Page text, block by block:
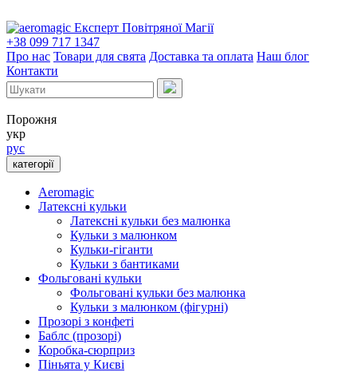
Експерт Повітряної Магії
+38 099 717 1347
Про нас Товари для свята Доставка та оплата Наш блог
Контакти
Порожня
укр
рус
категорії
Aeromagic
Латексні кульки
Латексні кульки без малюнка
Кульки з малюнком
Кульки-гіганти
Кульки з бантиками
Фольговані кульки
Фольговані кульки без малюнка
Кульки з малюнком (фігурні)
Прозорі з конфеті
Баблс (прозорі)
Коробка-сюрприз
Піньята у Києві